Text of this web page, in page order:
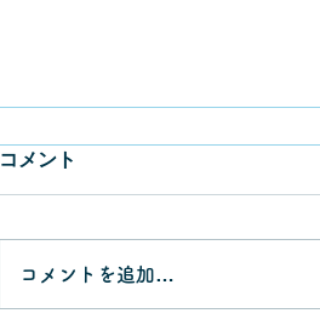
コメント
コメントを追加…